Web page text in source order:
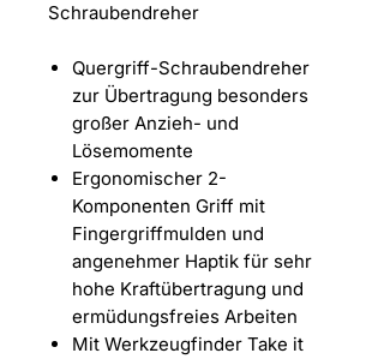
Schraubendreher
Quergriff-Schraubendreher
zur Übertragung besonders
großer Anzieh- und
Lösemomente
Ergonomischer 2-
Komponenten Griff mit
Fingergriffmulden und
angenehmer Haptik für sehr
hohe Kraftübertragung und
ermüdungsfreies Arbeiten
Mit Werkzeugfinder Take it